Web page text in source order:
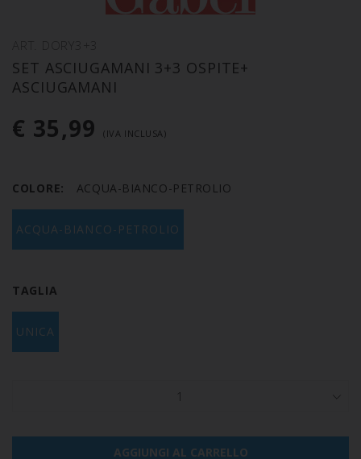
SET ASCIUGAMANI 3+3 OSPITE+
ASCIUGAMANI
€ 35,99 (IVA INCLUSA)
COLORE: ACQUA-BIANCO-PETROLIO
ACQUA-BIANCO-PETROLIO
TAGLIA
UNICA
1
AGGIUNGI AL CARRELLO